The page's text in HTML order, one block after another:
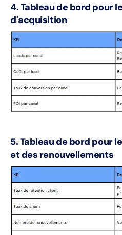
4. Tableau de bord pour
d'acquisition
5. Tableau de bord pour
et des renouvellements